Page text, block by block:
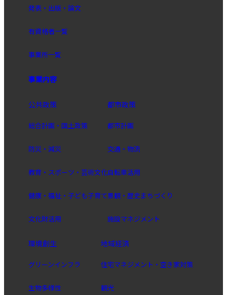
発表・出版・論文
有資格者一覧
事業所一覧
事業内容
公共政策
総合計画・国土政策
防災・減災
教育・スポーツ・芸術文化
健康・福祉・子ども子育て
文化財活用
都市政策
都市計画
交通・物流
自転車活用
景観・歴史まちづくり
施設マネジメント
環境創生
グリーンインフラ
生物多様性
地域経済
住宅マネジメント・空き家対策
観光